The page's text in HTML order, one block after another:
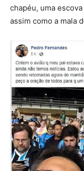
chapéu, uma
assim como a mala